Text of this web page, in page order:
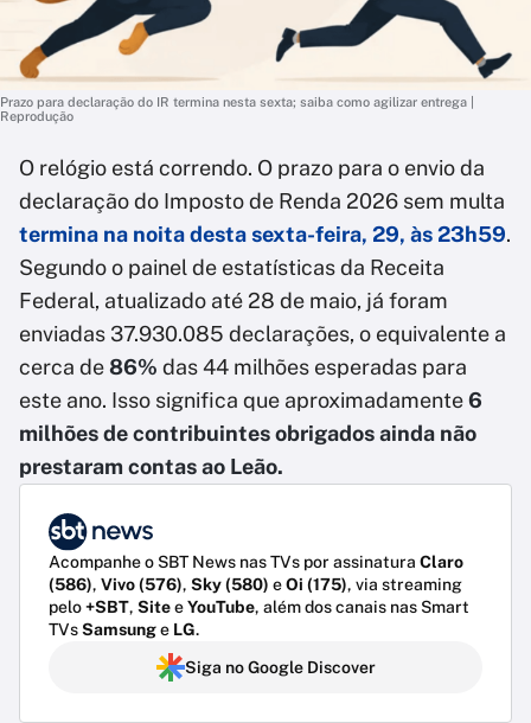
Prazo para declaração do IR termina nesta sexta; saiba como agilizar entrega |
Reprodução
O relógio está correndo. O prazo para o envio da
declaração do Imposto de Renda 2026 sem multa
termina na noita desta sexta-feira, 29, às 23h59.
Segundo o painel de estatísticas da Receita
Federal, atualizado até 28 de maio, já foram
enviadas 37.930.085 declarações, o equivalente a
cerca de86% das 44 milhões esperadas para
este ano. Isso significa que aproximadamente6
milhões de contribuintes obrigados ainda não
prestaram contas ao Leão.
Acompanhe o SBT News nas TVs por assinatura Claro
(586), Vivo (576), Sky (580) eOi (175), via streaming
pelo+SBT, SiteeYouTube, além dos canais nas Smart
TVsSamsunge LG.
Siga no Google Discover